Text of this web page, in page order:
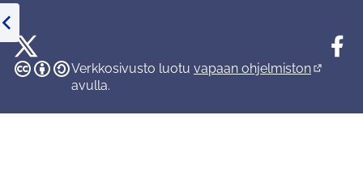
kohde
Creative Commons -lisenssi
(Ulkoinen linkki)Verkkosivusto luotu vapaan ohjelmiston
avulla.
Tuusulan osallistumisalusta X-palvelussa
(Ulkoinen linkki)